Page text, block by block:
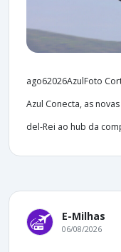
ago62026AzulFoto
Azul Conecta, as
del-Rei ao hub da
E-Milhas
06/08/2026